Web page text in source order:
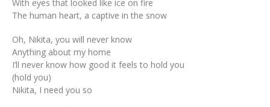
With eyes that looked like ice on fire
The human heart, a captive in the snow
Oh, Nikita, you will never know
Anything about my home
I’ll never know how good it feels to hold you
(hold you)
Nikita, I need you so